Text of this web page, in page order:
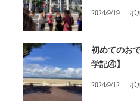
2024/9/19 ボ
初めてのお
学記④】
2024/9/12 ボ